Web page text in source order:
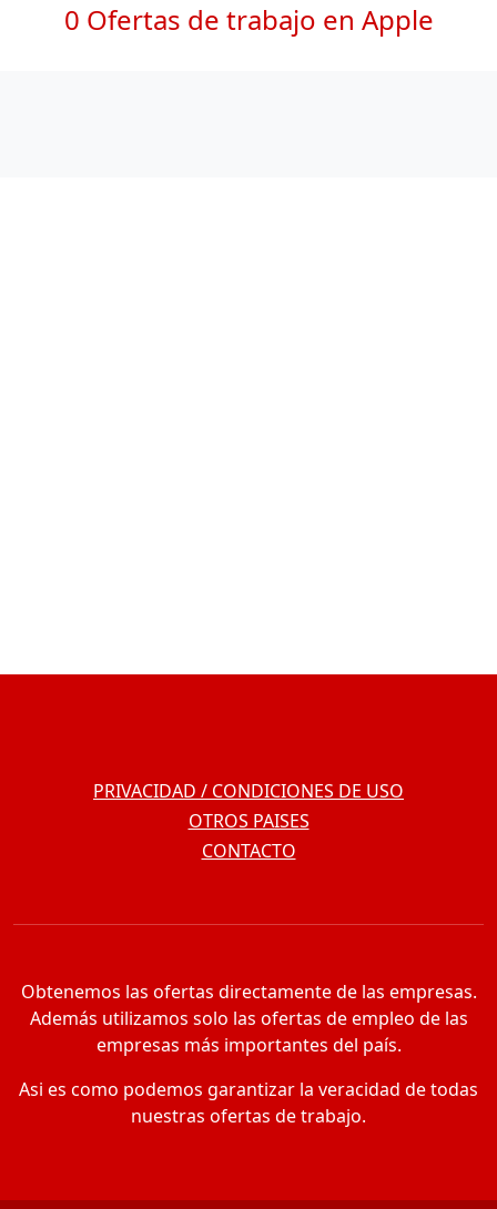
0 Ofertas de trabajo en Apple
PRIVACIDAD / CONDICIONES DE USO
OTROS PAISES
CONTACTO
Obtenemos las ofertas directamente de las empresas.
Además utilizamos solo las ofertas de empleo de las
empresas más importantes del país.
Asi es como podemos garantizar la veracidad de todas
nuestras ofertas de trabajo.